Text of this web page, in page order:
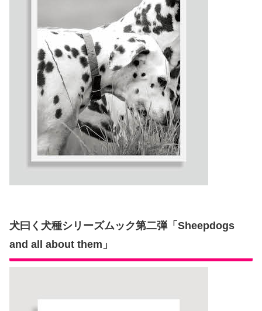
犬曰く犬種シリーズムック第二弾「Sheepdogs
and all about them」